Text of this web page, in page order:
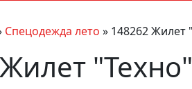
Спецодежда лето » 148262 Жилет